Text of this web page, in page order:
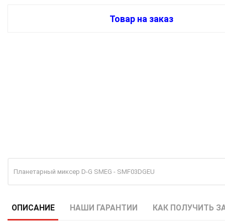
Товар на заказ
Планетарный миксер D-G SMEG - SMF03DGEU
ОПИСАНИЕ НАШИ ГАРАНТИИ КАК ПОЛУЧИТЬ